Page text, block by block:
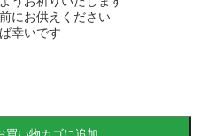
にお供えください
幸いです